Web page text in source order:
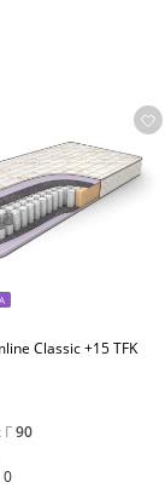
Classic +15 TFK
Г90
0